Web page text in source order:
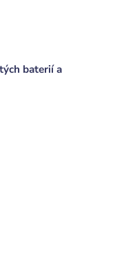
baterií a